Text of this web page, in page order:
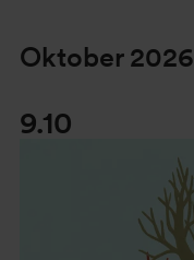
Oktober 2026
9.10